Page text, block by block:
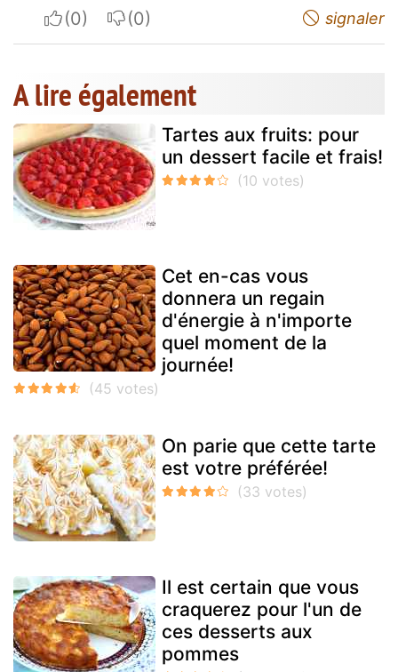
I apreciateI do not appreciate signaler
A lire également
Tartes aux fruits: pour
un dessert facile et frais!
Cet en-cas vous
donnera un regain
d'énergie à n'importe
quel moment de la
journée!
On parie que cette tarte
est votre préférée!
Il est certain que vous
craquerez pour l'un de
ces desserts aux
pommes